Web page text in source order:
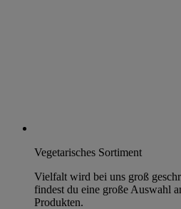
Vegetarisches Sortiment
Vielfalt wird bei uns groß
findest du eine große Auswahl
Produkten.